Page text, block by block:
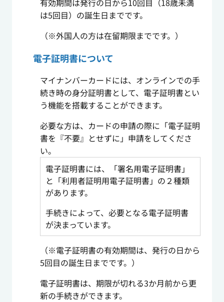
は5回目）の誕生日までです。
（※外国人の方は在留期限までです。）
電子証明書について
マイナンバーカードには、オンラインでの手
続き時の身分証明書として、電子証明書とい
う機能を搭載することができます。
必要な方は、カードの申請の際に「電子証明
書を『不要』とせずに」申請をしてくださ
い。
電子証明書には、「署名用電子証明書」
と「利用者証明用電子証明書」の２種類
があります。
手続きによって、必要となる電子証明書
が決まっています。
（※電子証明書の有効期間は、発行の日から
5回目の誕生日までです。）
電子証明書は、期限が切れる3か月前から更
新の手続きができます。